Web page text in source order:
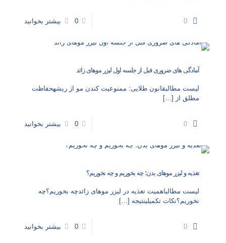
0
0 بیشتر بخوانید
آمادگی‌ های ضروری قبل از جلسه اول لیزر موهای زائد
لیست مطالبقانون طلایی: ممنوعیت کندن مو از ریشهحفاظت
مطلق از
[…]
0
0 بیشتر بخوانید
تغذیه و لیزر موهای بدن؛ چه بخوریم و چه نخوریم؟
لیست مطالباهمیت تغذیه در لیزر موهای زائدچه بخوریم؟چه
نخوریم؟نکات تکمیلینتیجه‌ […]
0
0 بیشتر بخوانید